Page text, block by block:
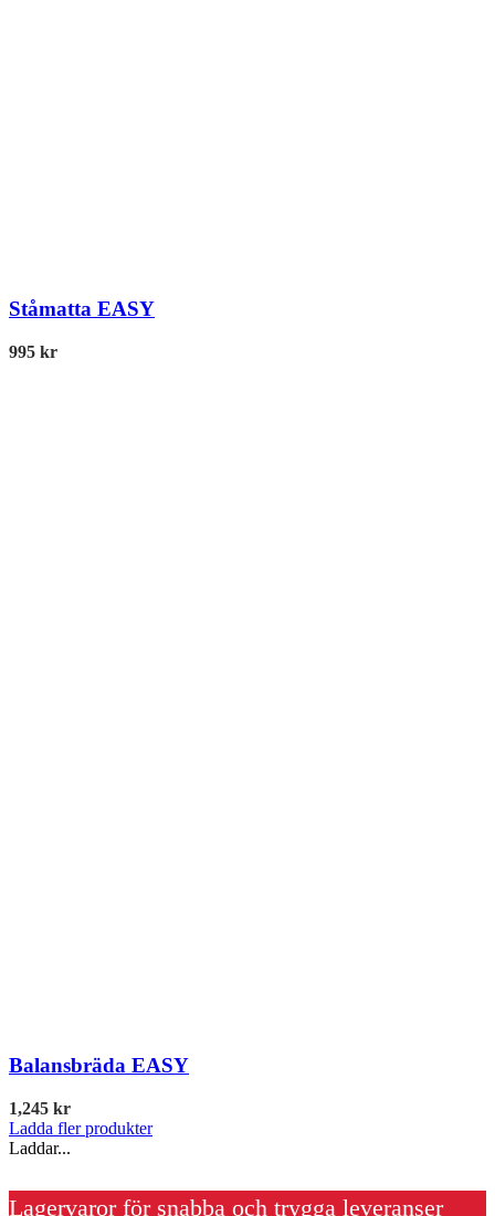
Ståmatta EASY
995 kr
Balansbräda EASY
1,245 kr
Ladda fler produkter
Laddar...
Lagervaror för snabba och trygga leveranser